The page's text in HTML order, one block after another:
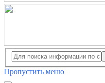
Пропустить меню